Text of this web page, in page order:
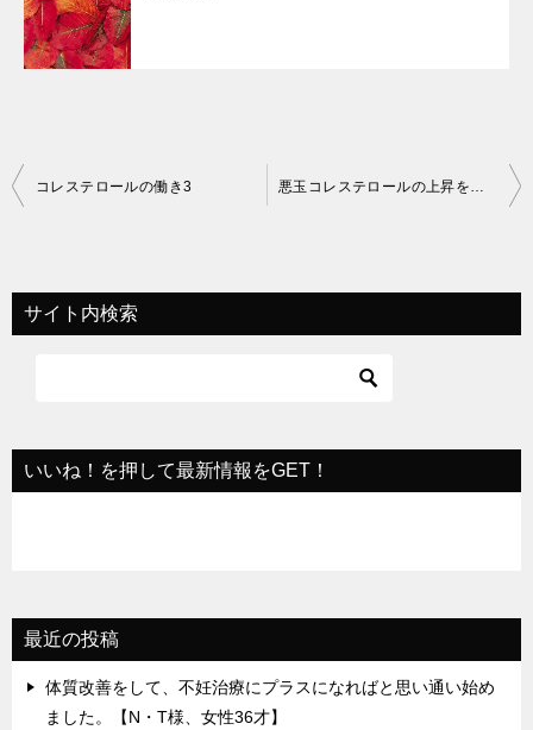
投
ビ
ゲ
ョ
ン
コレステロールの働き3 悪玉コレステロールの上昇を抑える
サイト内検索
いいね！を押して最新情報をGET！
最近の投稿
体質改善をして、不妊治療にプラスになればと思い通い始め
ました。【N・T様、女性36才】